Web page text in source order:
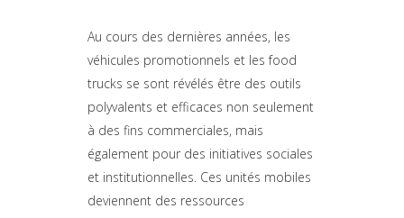
Au cours des dernières années, les
véhicules promotionnels et les food
trucks se sont révélés être des outils
polyvalents et efficaces non seulement
à des fins commerciales, mais
également pour des initiatives sociales
et institutionnelles. Ces unités mobiles
deviennent des ressources